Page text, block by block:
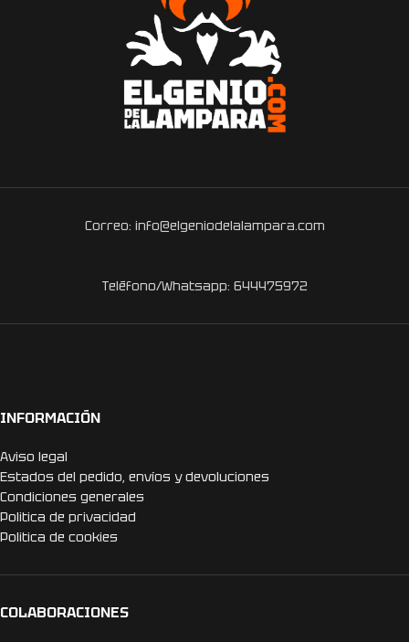
Correo: info@elgeniodelalampara.com
Teléfono/Whatsapp: 644475972
INFORMACIÓN
Aviso legal
Estados del pedido, envíos y devoluciones
Condiciones generales
Politica de privacidad
Politica de cookies
COLABORACIONES